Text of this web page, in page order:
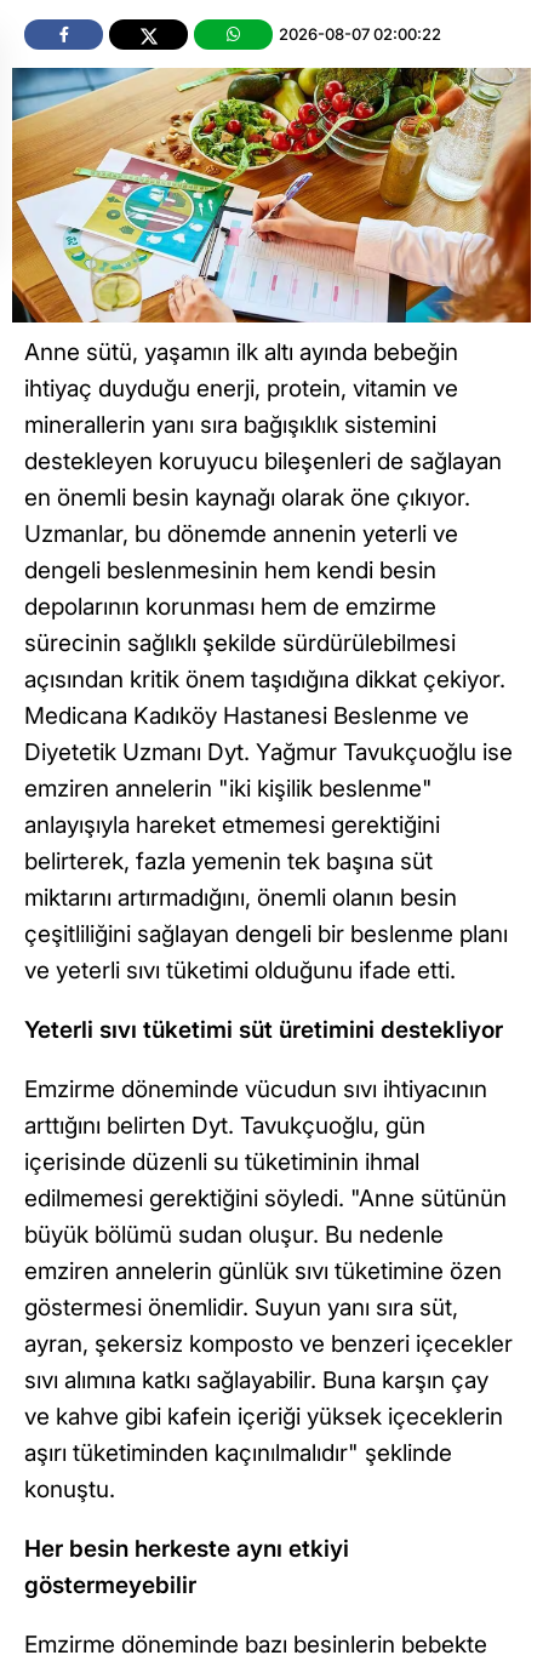
2026-08-07 02:00:22
Anne sütü, yaşamın ilk altı ayında bebeğin
ihtiyaç duyduğu enerji, protein, vitamin ve
minerallerin yanı sıra bağışıklık sistemini
destekleyen koruyucu bileşenleri de sağlayan
en önemli besin kaynağı olarak öne çıkıyor.
Uzmanlar, bu dönemde annenin yeterli ve
dengeli beslenmesinin hem kendi besin
depolarının korunması hem de emzirme
sürecinin sağlıklı şekilde sürdürülebilmesi
açısından kritik önem taşıdığına dikkat çekiyor.
Medicana Kadıköy Hastanesi Beslenme ve
Diyetetik Uzmanı Dyt. Yağmur Tavukçuoğlu ise
emziren annelerin "iki kişilik beslenme"
anlayışıyla hareket etmemesi gerektiğini
belirterek, fazla yemenin tek başına süt
miktarını artırmadığını, önemli olanın besin
çeşitliliğini sağlayan dengeli bir beslenme planı
ve yeterli sıvı tüketimi olduğunu ifade etti.
Yeterli sıvı tüketimi süt üretimini destekliyor
Emzirme döneminde vücudun sıvı ihtiyacının
arttığını belirten Dyt. Tavukçuoğlu, gün
içerisinde düzenli su tüketiminin ihmal
edilmemesi gerektiğini söyledi. "Anne sütünün
büyük bölümü sudan oluşur. Bu nedenle
emziren annelerin günlük sıvı tüketimine özen
göstermesi önemlidir. Suyun yanı sıra süt,
ayran, şekersiz komposto ve benzeri içecekler
sıvı alımına katkı sağlayabilir. Buna karşın çay
ve kahve gibi kafein içeriği yüksek içeceklerin
aşırı tüketiminden kaçınılmalıdır" şeklinde
konuştu.
Her besin herkeste aynı etkiyi
göstermeyebilir
Emzirme döneminde bazı besinlerin bebekte